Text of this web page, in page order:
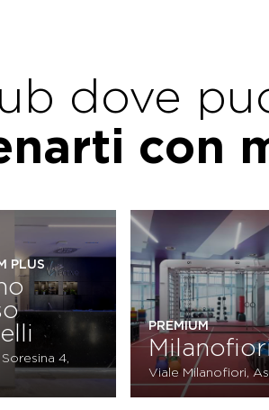
dove
con
PLUS
4,
PREMIUM
Viale Milanofiori,